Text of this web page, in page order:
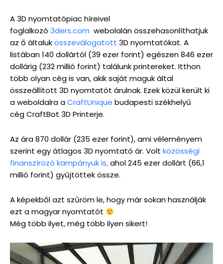
A 3D nyomtatópiac híreivel
foglalkozó 3ders.com webolalán összehasonlíthatjuk
az ő általukösszeválogatott 3D nyomtatókat. A
listában 140 dollártól (39 ezer forint) egészen 846 ezer
dollárig (232 millió forint) találunk printereket. Itthon
több olyan cég is van, akik saját maguk által
összeállított 3D nyomtatót árulnak. Ezek közül került ki
a weboldalra aCraftUnique budapesti székhelyű
cég CraftBot 3D Printerje.
Az ára 870 dollár (235 ezer forint), ami véleményem
szerint egy átlagos 3D nyomtató ár. Volt közösségi
finanszírozó kampányuk is,ahol 245 ezer dollárt (66,1
millió forint) gyűjtöttek össze.
A képekből azt szűröm le, hogy már sokan használják
ezt a magyar nyomtatót
Még több ilyet, még több ilyen sikert!